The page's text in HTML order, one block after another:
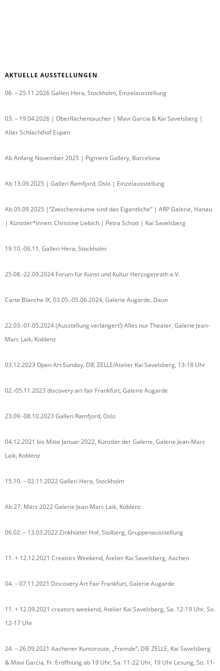
AKTUELLE AUSSTELLUNGEN
06. – 25.11.2026 Galleri Hera, Stockholm, Einzelausstellung
03. – 19.04.2026 | Oberflächentaucher | Mavi Garcia & Kai Savelsberg |
Alter Schlachthof Eupen
Ab Anfang November 2025 | Pigment Gallery, Barcelona
Ab 13.09.2025 | Galleri Ramfjord, Oslo | Einzelausstellung
Ab 05.09.2025 |“Zwischenräume sind das Eigentliche“ | ARP Galerie, Hanau
| Künstler*innen: Christine Liebich | Petra Schott | Kai Savelsberg
19.10.-06.11. Galleri Hera, Stockholm
25.08.-22.09.2024 Forum für Kunst und Kultur Herzogenrath e.V.
Carte Blanche IX, 03.05.-05.06.2024, Galerie Augarde, Daun
22.03.-01.05.2024 (Ausstellung verlängert!) Alles nur Theater, Galerie Jean-
Marc Laik, Koblenz
03.12.2023 Open Art Sunday, DIE ZELLE/Atelier Kai Savelsberg, 13-18 Uhr
02.-05.11.2023 discovery art fair Frankfurt, Galerie Augarde
23.09.-08.10.2023 Galleri Ramfjord, Oslo
04.12.2021 bis Mitte Januar 2022, Künstler der Galerie, Galerie Jean-Marc
Laik, Koblenz
15.10. – 02.11.2022 Galleri Hera, Stockholm
Ab 27. März 2022 Galerie Jean-Marc Laik, Koblenz
06.02. – 13.03.2022 Zinkhütter Hof, Stolberg, Gruppenausstellung
11. + 12.12.2021 Creators Weekend, Atelier Kai Savelsberg, Aachen
04. – 07.11.2021 Discovery Art Fair Frankfurt, Galerie Augarde
11. + 12.09.2021 creators weekend, Atelier Kai Savelsberg, Sa. 12-19 Uhr, So.
12-17 Uhr
24. – 26.09.2021 Aachener Kunstroute, „Fremde“, DIE ZELLE, Kai Savelsberg
& Mavi Garcia, Fr. Eröffnung ab 19 Uhr, Sa. 11-22 Uhr, 19 Uhr Lesung, So. 11-